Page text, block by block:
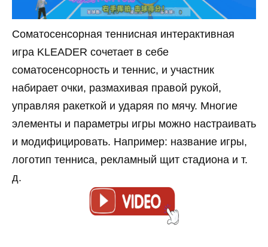
Соматосенсорная теннисная интерактивная
игра KLEADER сочетает в себе
соматосенсорность и теннис, и участник
набирает очки, размахивая правой рукой,
управляя ракеткой и ударяя по мячу. Многие
элементы и параметры игры можно настраивать
и модифицировать. Например: название игры,
логотип тенниса, рекламный щит стадиона и т.
д.